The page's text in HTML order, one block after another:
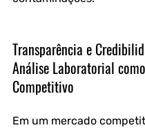
Transparência e
Análise Laboratorial
Competitivo
Em um mercado